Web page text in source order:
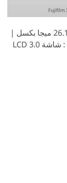
: شاشة 3.0 LCD